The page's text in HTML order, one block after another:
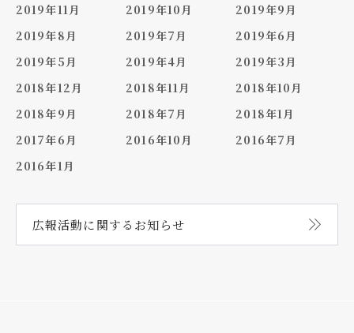
2019年11月
2019年10月
2019年9月
2019年8月
2019年7月
2019年6月
2019年5月
2019年4月
2019年3月
2018年12月
2018年11月
2018年10月
2018年9月
2018年7月
2018年1月
2017年6月
2016年10月
2016年7月
2016年1月
広報活動に関する お知らせ